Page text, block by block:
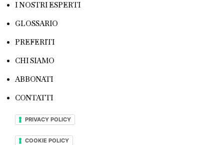
I NOSTRI ESPERTI
GLOSSARIO
PREFERITI
CHI SIAMO
ABBONATI
CONTATTI
PRIVACY POLICY
COOKIE POLICY